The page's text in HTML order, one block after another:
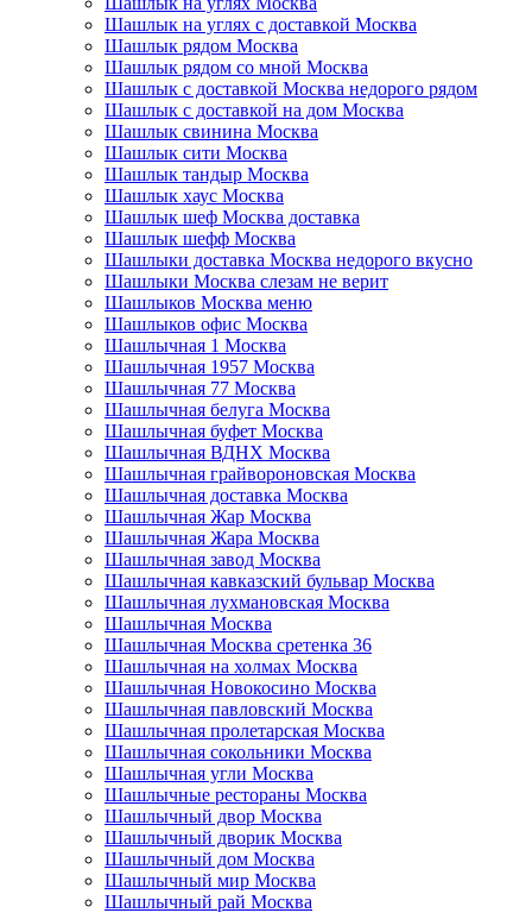
Шашлык на углях с доставкой Москва
Шашлык рядом Москва
Шашлык рядом со мной Москва
Шашлык с доставкой Москва недорого рядом
Шашлык с доставкой на дом Москва
Шашлык свинина Москва
Шашлык сити Москва
Шашлык тандыр Москва
Шашлык хаус Москва
Шашлык шеф Москва доставка
Шашлык шефф Москва
Шашлыки доставка Москва недорого вкусно
Шашлыки Москва слезам не верит
Шашлыков Москва меню
Шашлыков офис Москва
Шашлычная 1 Москва
Шашлычная 1957 Москва
Шашлычная 77 Москва
Шашлычная белуга Москва
Шашлычная буфет Москва
Шашлычная ВДНХ Москва
Шашлычная грайвороновская Москва
Шашлычная доставка Москва
Шашлычная Жар Москва
Шашлычная Жара Москва
Шашлычная завод Москва
Шашлычная кавказский бульвар Москва
Шашлычная лухмановская Москва
Шашлычная Москва
Шашлычная Москва сретенка 36
Шашлычная на холмах Москва
Шашлычная Новокосино Москва
Шашлычная павловский Москва
Шашлычная пролетарская Москва
Шашлычная сокольники Москва
Шашлычная угли Москва
Шашлычные рестораны Москва
Шашлычный двор Москва
Шашлычный дворик Москва
Шашлычный дом Москва
Шашлычный мир Москва
Шашлычный рай Москва